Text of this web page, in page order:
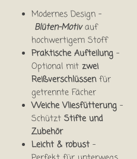
Modernes Design –
Blüten-Motiv auf
hochwertigem Stoff
Praktische Aufteilung –
Optional mit zwei
Reißverschlüssen für
getrennte Fächer
Weiche Vliesfütterung –
Schützt Stifte und
Zubehör
Leicht & robust –